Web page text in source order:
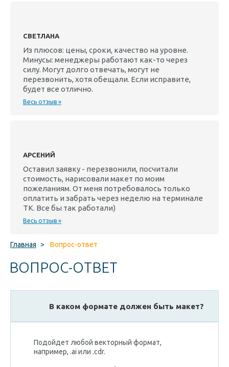
СВЕТЛАНА
Из плюсов: цены, сроки, качество на уровне.
Минусы: менеджеры работают как-то через
силу. Могут долго отвечать, могут не
перезвонить, хотя обещали. Если исправите,
будет все отлично.
Весь отзыв »
АРСЕНИЙ
Оставил заявку - перезвонили, посчитали
стоимость, нарисовали макет по моим
пожеланиям. От меня потребовалось только
оплатить и забрать через неделю на терминале
ТК. Все бы так работали)
Весь отзыв »
Главная > Вопрос-ответ
ВОПРОС-ОТВЕТ
В каком формате должен быть макет?
Подойдет любой векторный формат,
например, .ai или .cdr.